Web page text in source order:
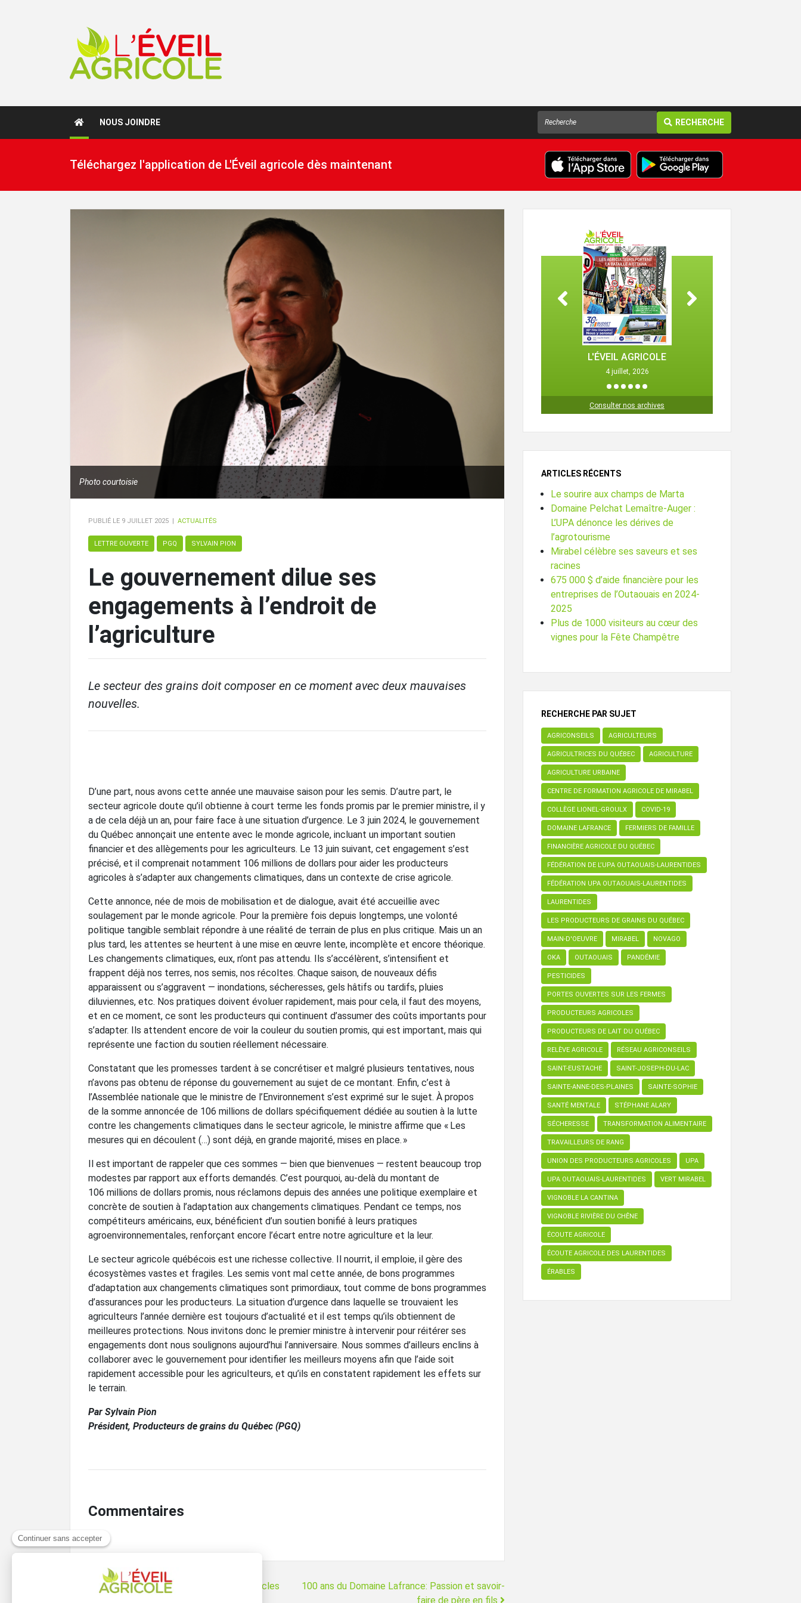
NOUS JOINDRE RECHERCHE
Téléchargez l'application de L'Éveil agricole dès maintenant
Photo courtoisie
PUBLIÉ LE 9 JUILLET 2025 ACTUALITÉS
LETTRE OUVERTE PGQ SYLVAIN PION
Le gouvernement dilue ses
engagements à l’endroit de
l’agriculture
Le secteur des grains doit composer en ce moment avec deux mauvaises
nouvelles.
D’une part, nous avons cette année une mauvaise saison pour les semis. D’autre part, le
secteur agricole doute qu’il obtienne à court terme les fonds promis par le premier ministre, il y
a de cela déjà un an, pour faire face à une situation d’urgence. Le 3 juin 2024, le gouvernement
du Québec annonçait une entente avec le monde agricole, incluant un important soutien
financier et des allègements pour les agriculteurs. Le 13 juin suivant, cet engagement s’est
précisé, et il comprenait notamment 106 millions de dollars pour aider les producteurs
agricoles à s’adapter aux changements climatiques, dans un contexte de crise agricole.
Cette annonce, née de mois de mobilisation et de dialogue, avait été accueillie avec
soulagement par le monde agricole. Pour la première fois depuis longtemps, une volonté
politique tangible semblait répondre à une réalité de terrain de plus en plus critique. Mais un an
plus tard, les attentes se heurtent à une mise en œuvre lente, incomplète et encore théorique.
Les changements climatiques, eux, n’ont pas attendu. Ils s’accélèrent, s’intensifient et
frappent déjà nos terres, nos semis, nos récoltes. Chaque saison, de nouveaux défis
apparaissent ou s’aggravent — inondations, sécheresses, gels hâtifs ou tardifs, pluies
diluviennes, etc. Nos pratiques doivent évoluer rapidement, mais pour cela, il faut des moyens,
et en ce moment, ce sont les producteurs qui continuent d’assumer des coûts importants pour
s’adapter. Ils attendent encore de voir la couleur du soutien promis, qui est important, mais qui
représente une faction du soutien réellement nécessaire.
Constatant que les promesses tardent à se concrétiser et malgré plusieurs tentatives, nous
n’avons pas obtenu de réponse du gouvernement au sujet de ce montant. Enfin, c’est à
l’Assemblée nationale que le ministre de l’Environnement s’est exprimé sur le sujet. À propos
de la somme annoncée de 106 millions de dollars spécifiquement dédiée au soutien à la lutte
contre les changements climatiques dans le secteur agricole, le ministre affirme que « Les
mesures qui en découlent (…) sont déjà, en grande majorité, mises en place. »
Il est important de rappeler que ces sommes — bien que bienvenues — restent beaucoup trop
modestes par rapport aux efforts demandés. C’est pourquoi, au-delà du montant de
106 millions de dollars promis, nous réclamons depuis des années une politique exemplaire et
concrète de soutien à l’adaptation aux changements climatiques. Pendant ce temps, nos
compétiteurs américains, eux, bénéficient d’un soutien bonifié à leurs pratiques
agroenvironnementales, renforçant encore l’écart entre notre agriculture et la leur.
Le secteur agricole québécois est une richesse collective. Il nourrit, il emploie, il gère des
écosystèmes vastes et fragiles. Les semis vont mal cette année, de bons programmes
d’adaptation aux changements climatiques sont primordiaux, tout comme de bons programmes
d’assurances pour les producteurs. La situation d’urgence dans laquelle se trouvaient les
agriculteurs l’année dernière est toujours d’actualité et il est temps qu’ils obtiennent de
meilleures protections. Nous invitons donc le premier ministre à intervenir pour réitérer ses
engagements dont nous soulignons aujourd’hui l’anniversaire. Nous sommes d’ailleurs enclins à
collaborer avec le gouvernement pour identifier les meilleurs moyens afin que l’aide soit
rapidement accessible pour les agriculteurs, et qu’ils en constatent rapidement les effets sur
le terrain.
Par Sylvain Pion
Président, Producteurs de grains du Québec (PGQ)
Commentaires
Navigation
Mario Pelchat entend présenter des spectacles
100 ans du Domaine Lafrance: Passion et savoir-
faire de père en fils
L'ÉVEIL AGRICOLE
4 juillet, 2026
1 2 3 4 5
Consulter nos archives
ARTICLES RÉCENTS
Le sourire aux champs de Marta
Domaine Pelchat Lemaître-Auger :
L’UPA dénonce les dérives de
l’agrotourisme
Mirabel célèbre ses saveurs et ses
racines
675 000 $ d’aide financière pour les
entreprises de l’Outaouais en 2024-
2025
Plus de 1000 visiteurs au cœur des
vignes pour la Fête Champêtre
RECHERCHE PAR SUJET
AGRICONSEILS AGRICULTEURS
AGRICULTRICES DU QUÉBEC AGRICULTURE
AGRICULTURE URBAINE
CENTRE DE FORMATION AGRICOLE DE MIRABEL
COLLÈGE LIONEL-GROULX COVID-19
DOMAINE LAFRANCE FERMIERS DE FAMILLE
FINANCIÈRE AGRICOLE DU QUÉBEC
FÉDÉRATION DE L’UPA OUTAOUAIS-LAURENTIDES
FÉDÉRATION UPA OUTAOUAIS-LAURENTIDES
LAURENTIDES
LES PRODUCTEURS DE GRAINS DU QUÉBEC
MAIN-D'OEUVRE MIRABEL NOVAGO
OKA OUTAOUAIS PANDÉMIE
PESTICIDES
PORTES OUVERTES SUR LES FERMES
PRODUCTEURS AGRICOLES
PRODUCTEURS DE LAIT DU QUÉBEC
RELÈVE AGRICOLE RÉSEAU AGRICONSEILS
SAINT-EUSTACHE SAINT-JOSEPH-DU-LAC
SAINTE-ANNE-DES-PLAINES SAINTE-SOPHIE
SANTÉ MENTALE STÉPHANE ALARY
SÉCHERESSE TRANSFORMATION ALIMENTAIRE
TRAVAILLEURS DE RANG
UNION DES PRODUCTEURS AGRICOLES UPA
UPA OUTAOUAIS-LAURENTIDES VERT MIRABEL
VIGNOBLE LA CANTINA
VIGNOBLE RIVIÈRE DU CHÊNE
ÉCOUTE AGRICOLE
ÉCOUTE AGRICOLE DES LAURENTIDES
ÉRABLES